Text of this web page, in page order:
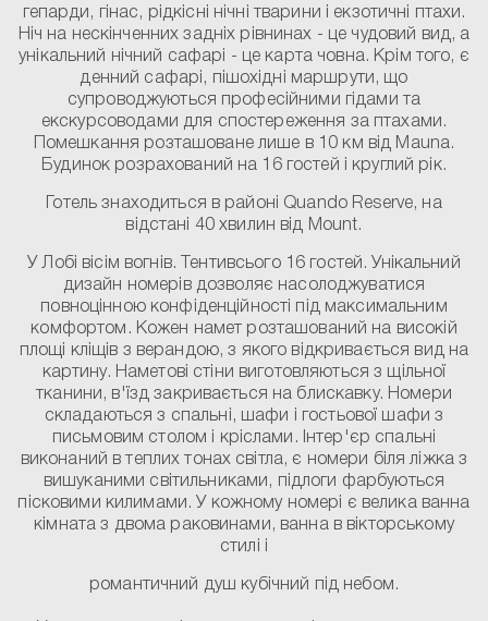
гепарди, гінас, рідкісні нічні тварини і екзотичні птахи.
Ніч на нескінченних задніх рівнинах - це чудовий вид, а
унікальний нічний сафарі - це карта човна. Крім того, є
денний сафарі, пішохідні маршрути, що
супроводжуються професійними гідами та
екскурсоводами для спостереження за птахами.
Помешкання розташоване лише в 10 км від Mauna.
Будинок розрахований на 16 гостей і круглий рік.
Готель знаходиться в районі Quando Reserve, на
відстані 40 хвилин від Mount.
У Лобі вісім вогнів. Тенти всього 16 гостей. Унікальний
дизайн номерів дозволяє насолоджуватися
повноцінною конфіденційності під максимальним
комфортом. Кожен намет розташований на високій
площі кліщів з верандою, з якого відкривається вид на
картину. Наметові стіни виготовляються з щільної
тканини, в'їзд закривається на блискавку. Номери
складаються з спальні, шафи і гостьової шафи з
письмовим столом і кріслами. Інтер'єр спальні
виконаний в теплих тонах світла, є номери біля ліжка з
вишуканими світильниками, підлоги фарбуються
пісковими килимами. У кожному номері є велика ванна
кімната з двома раковинами, ванна в вікторському
стилі і
романтичний душ кубічний під небом.